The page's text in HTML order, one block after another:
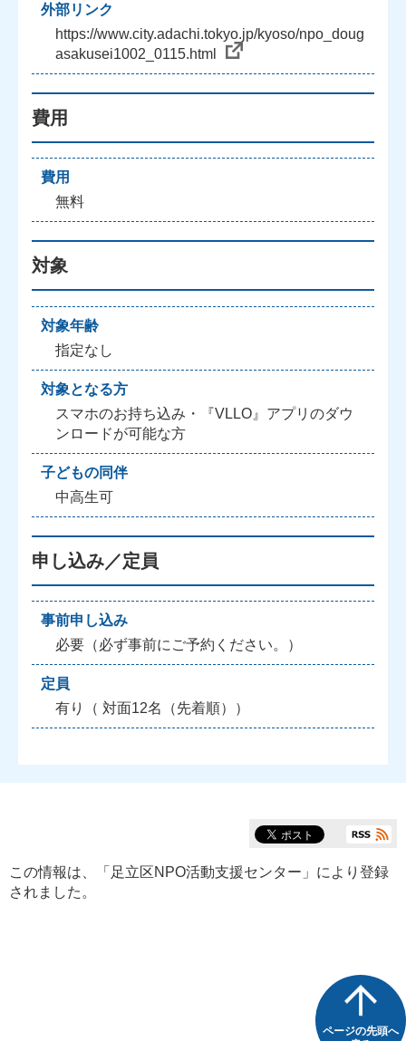
外部リンク
https://www.city.adachi.tokyo.jp/kyoso/npo_doug
asakusei1002_0115.html
費用
費用
無料
対象
対象年齢
指定なし
対象となる方
スマホのお持ち込み・『VLLO』アプリのダウ
ンロードが可能な方
子どもの同伴
中高生可
申し込み／定員
事前申し込み
必要（必ず事前にご予約ください。）
定員
有り（ 対面12名（先着順））
この情報は、「 足立区NPO活動支援センター 」により登録
されました。
ページの先頭へ